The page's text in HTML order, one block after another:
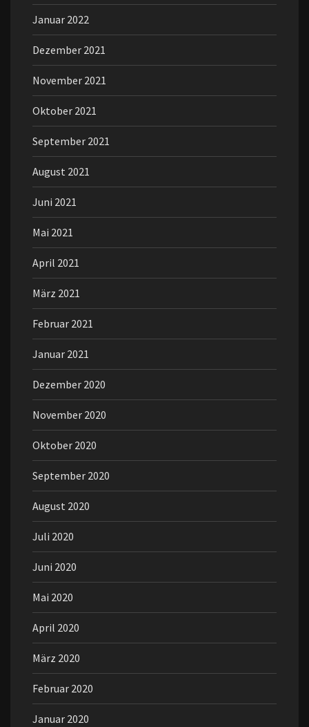
Januar 2022
Dezember 2021
November 2021
Oktober 2021
September 2021
August 2021
Juni 2021
Mai 2021
April 2021
März 2021
Februar 2021
Januar 2021
Dezember 2020
November 2020
Oktober 2020
September 2020
August 2020
Juli 2020
Juni 2020
Mai 2020
April 2020
März 2020
Februar 2020
Januar 2020